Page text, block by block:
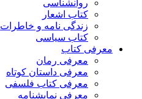
روانشناسی
کتاب اشعار
زندگی نامه و خاطرات
کتاب سیاسی
معرفی کتاب
معرفی رمان
معرفی داستان کوتاه
معرفی کتاب فلسفی
معرفی نمایشنامه